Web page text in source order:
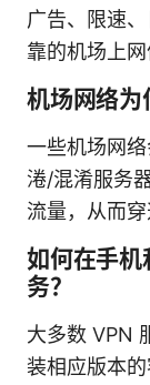
广告、限速
靠的机场上网
机场网络为
一些机场网
淃/混淆服务
流量，从而穿
如何在手机
务？
大多数 VPN
装相应版本